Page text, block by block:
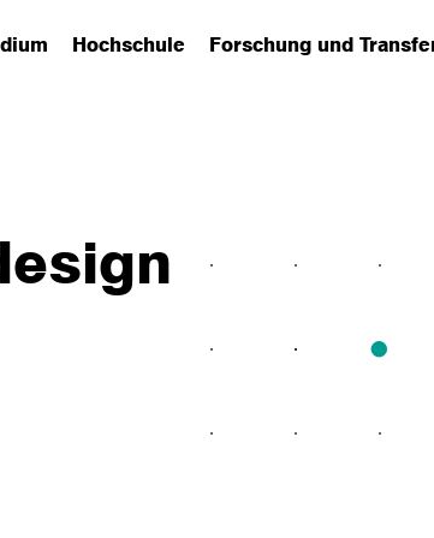
submenu)Hochschule
(has submenu)Forschung und
(has submenu)